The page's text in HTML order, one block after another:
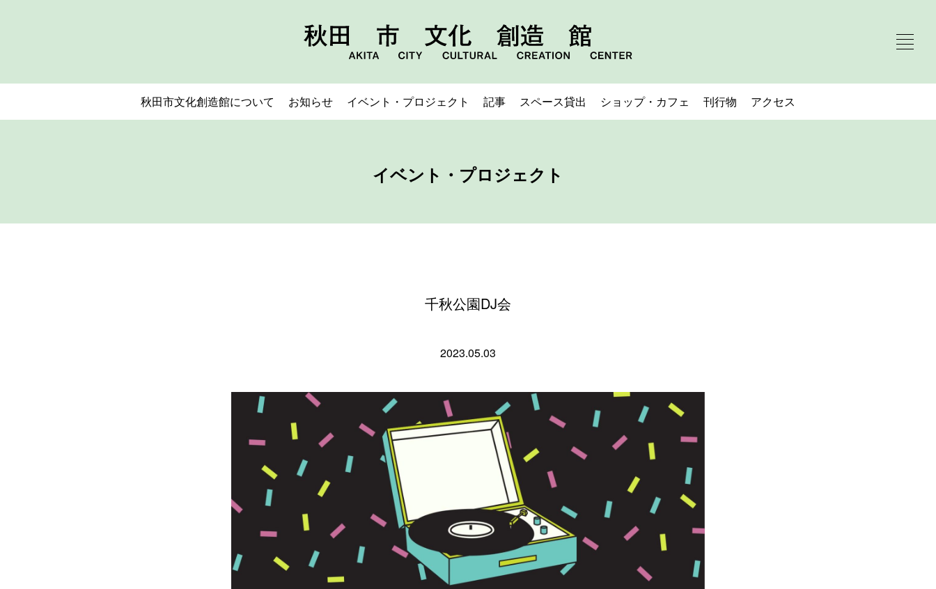
秋田市文化創造館について お知らせ イベント・プロジェクト 記事 スペース貸出 ショップ・カフェ 刊行物 アクセス
イベント・プロジェクト
千秋公園DJ会
2023.05.03